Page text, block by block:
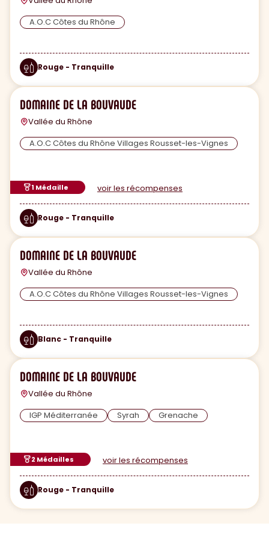
A.O.C Côtes du Rhône
Rouge - Tranquille
DOMAINE DE LA BOUVAUDE
Vallée du Rhône
A.O.C Côtes du Rhône Villages Rousset-les-Vignes
1 Médaille voir les récompenses
Rouge - Tranquille
DOMAINE DE LA BOUVAUDE
Vallée du Rhône
A.O.C Côtes du Rhône Villages Rousset-les-Vignes
Blanc - Tranquille
DOMAINE DE LA BOUVAUDE
Vallée du Rhône
IGP Méditerranée
Syrah Grenache
2 Médailles voir les récompenses
Rouge - Tranquille